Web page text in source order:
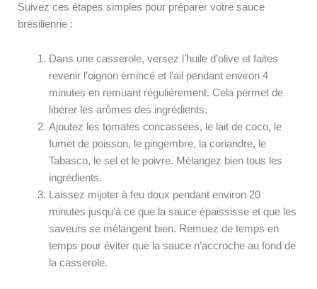
Suivez ces étapes simples pour préparer votre sauce
brésilienne :
Dans une casserole, versez l’huile d’olive et faites
revenir l’oignon émincé et l’ail pendant environ 4
minutes en remuant régulièrement. Cela permet de
libérer les arômes des ingrédients.
Ajoutez les tomates concassées, le lait de coco, le
fumet de poisson, le gingembre, la coriandre, le
Tabasco, le sel et le poivre. Mélangez bien tous les
ingrédients.
Laissez mijoter à feu doux pendant environ 20
minutes jusqu’à ce que la sauce épaississe et que les
saveurs se mélangent bien. Remuez de temps en
temps pour éviter que la sauce n’accroche au fond de
la casserole.